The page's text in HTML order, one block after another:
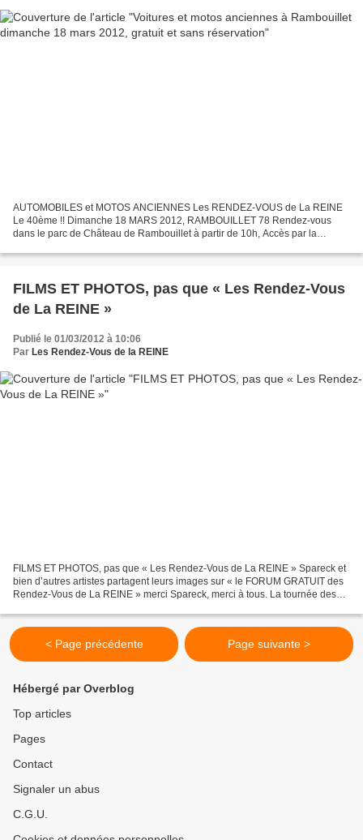
AUTOMOBILES et MOTOS ANCIENNES Les RENDEZ-VOUS de La REINE
Le 40ème !! Dimanche 18 MARS 2012, RAMBOUILLET 78 Rendez-vous
dans le parc de Château de Rambouillet à partir de 10h, Accès par la
FILMS ET PHOTOS, pas que « Les Rendez-Vous
de La REINE »
Publié le 01/03/2012 à 10:06
Par Les Rendez-Vous de la REINE
FILMS ET PHOTOS, pas que « Les Rendez-Vous de La REINE » Spareck et
bien d’autres artistes partagent leurs images sur « le FORUM GRATUIT des
Rendez-Vous de La REINE » merci Spareck, merci à tous. La tournée des
< Page précédente Page suivante >
Hébergé par Overblog
Top articles
Pages
Contact
Signaler un abus
C.G.U.